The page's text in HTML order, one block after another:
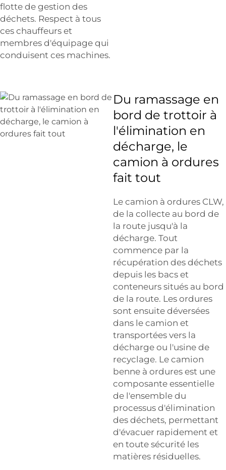
flotte de gestion des
déchets. Respect à tous
ces chauffeurs et
membres d'équipage qui
conduisent ces machines.
Du ramassage en
bord de trottoir à
l'élimination en
décharge, le
camion à ordures
fait tout
Le camion à ordures CLW,
de la collecte au bord de
la route jusqu'à la
décharge. Tout
commence par la
récupération des déchets
depuis les bacs et
conteneurs situés au bord
de la route. Les ordures
sont ensuite déversées
dans le camion et
transportées vers la
décharge ou l'usine de
recyclage. Le camion
benne à ordures est une
composante essentielle
de l'ensemble du
processus d'élimination
des déchets, permettant
d'évacuer rapidement et
en toute sécurité les
matières résiduelles.